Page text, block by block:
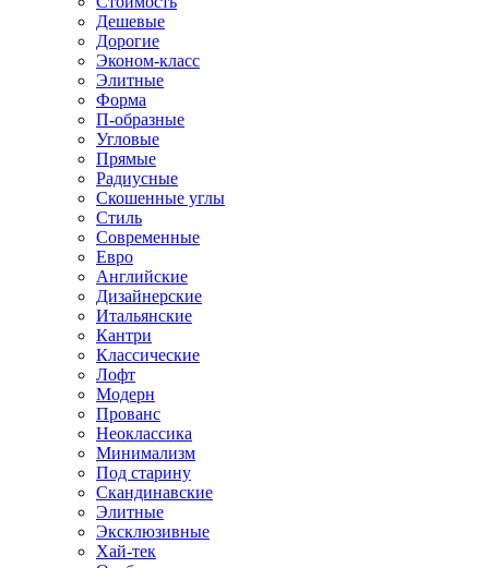
Дешевые
Дорогие
Эконом-класс
Элитные
Форма
П-образные
Угловые
Прямые
Радиусные
Скошенные углы
Стиль
Современные
Евро
Английские
Дизайнерские
Итальянские
Кантри
Классические
Лофт
Модерн
Прованс
Неоклассика
Минимализм
Под старину
Скандинавские
Элитные
Эксклюзивные
Хай-тек